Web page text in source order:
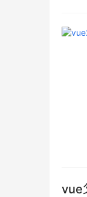
vue